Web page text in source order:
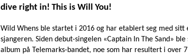
dive right in! This is Will You!
Wild Whens ble startet i 2016 og har etablert seg med sitt
sjangeren. Siden debut-singelen «Captain In The Sand»
album på Telemarks-bandet, noe som har resultert i over